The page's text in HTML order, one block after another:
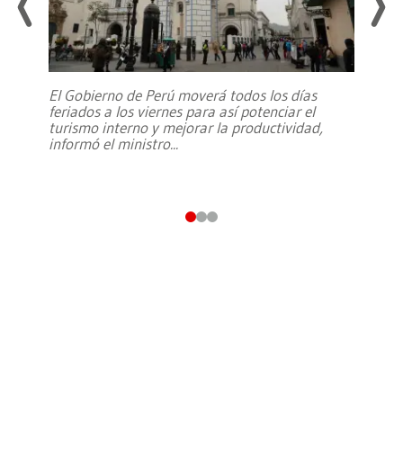
El Gobierno de Perú moverá todos los días
feriados a los viernes para así potenciar el
turismo interno y mejorar la productividad,
informó el ministro...